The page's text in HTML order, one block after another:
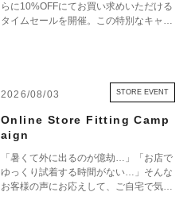
らに10%OFFにてお買い求めいただける
タイムセールを開催。この特別なキャン
2026/08/03 STORE EVENT
Online Store Fitting Camp
aign
「暑くて外に出るのが億劫…」「お店で
ゆっくり試着する時間がない…」そんな
お客様の声にお応えして、ご自宅で気軽